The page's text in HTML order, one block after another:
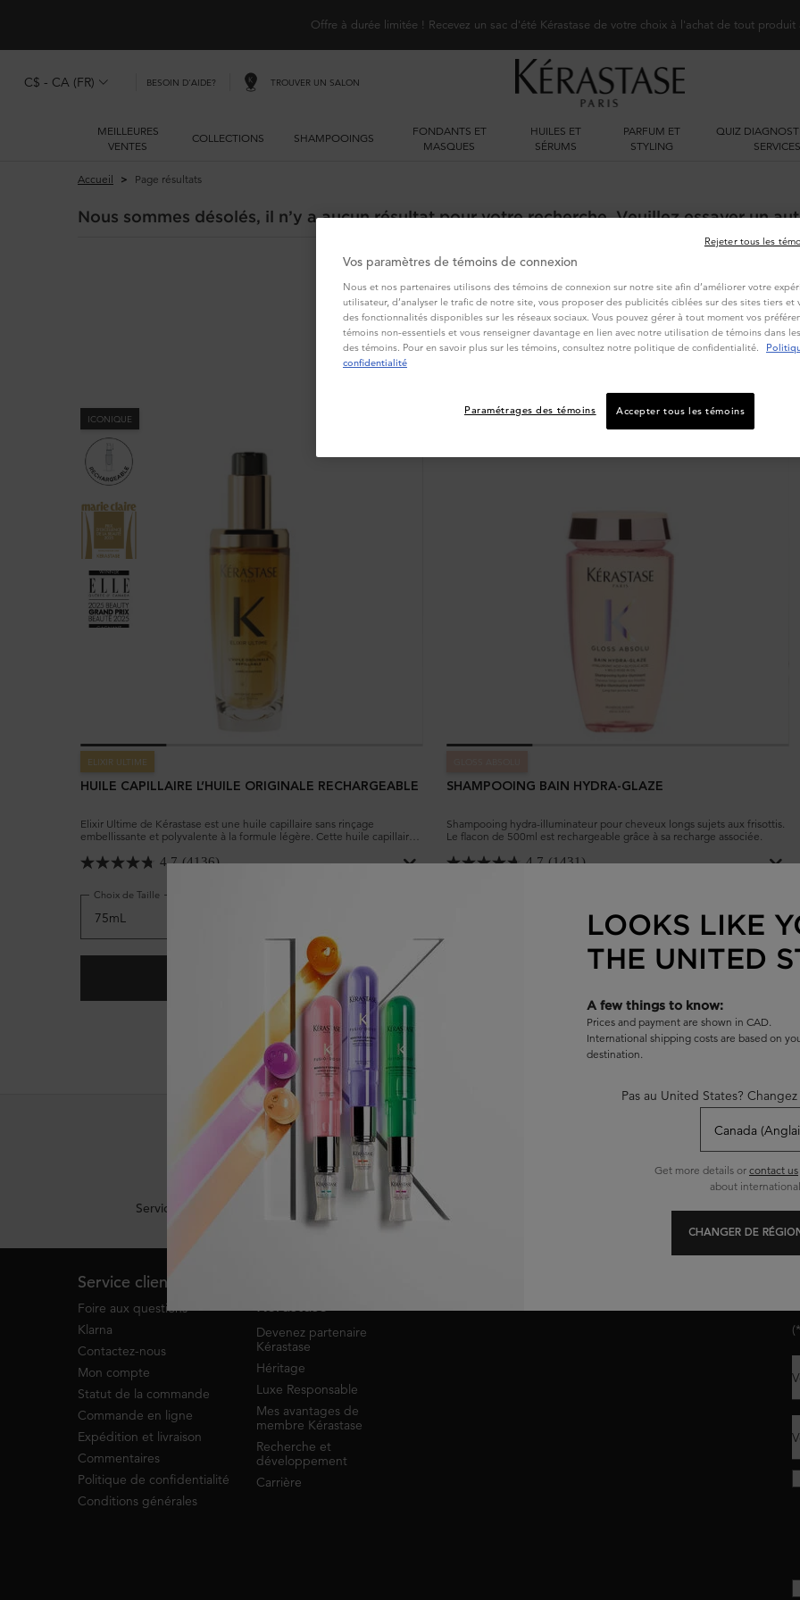
Offre à durée limitée ! Recevez un sac d'été Kérastase de votre choix à l'achat de tout produit
C$ - CA (FR) BESOIN D'AIDE? TROUVER UN SALON
MEILLEURES
VENTES
COLLECTIONS SHAMPOOINGS
FONDANTS ET
MASQUES
HUILES ET
SÉRUMS
PARFUM ET
STYLING
QUIZ
SERVICES
Accueil Page résultats
Nous sommes désolés, il n’y a aucun résultat pour votre recherche. Veuillez essayer un
VOUS POURRIEZ AUSSI AIMER
ICONIQUE
ELIXIR ULTIME
HUILE CAPILLAIRE L’HUILE ORIGINALE RECHARGEABLE
Elixir Ultime de Kérastase est une huile capillaire sans rinçage
embellissante et polyvalente à la formule légère. Cette huile capillaire
frisottis avancées qui protègent tous les types de cheveux et leur
4.7 (4136)
Choix de Taille
AJOUTER AU PANIER
HUILE CAPILLAIRE L’HUILE ORIGINALE RECHARGEABLE
SHAMPOOING BAIN HYDRA-GLAZE
Shampooing hydra-illuminateur pour cheveux longs sujets aux frisottis.
Le flacon de 500ml est rechargeable grâce à sa recharge associée.
4.7 (1431)
AJOUTER AU PANIER
Service de clavardage Offres Exclusives Test Diagnostique
Service client
Foire aux questions
Klarna
Contactez-nous
Mon compte
Statut de la commande
Commande en ligne
Expédition et livraison
Commentaires
Politique de confidentialité
Conditions générales
Kérastase
Devenez partenaire
Kérastase
Héritage
Luxe Responsable
Mes avantages de
membre Kérastase
Recherche et
développement
Carrière
Vos paramètres de témoins de connexion
Nous et nos partenaires utilisons des témoins de connexion sur notre site afin d’améliorer votre
utilisateur, d’analyser le trafic de notre site, vous proposer des publicités ciblées sur des sites tiers et
des fonctionnalités disponibles sur les réseaux sociaux. Vous pouvez gérer à tout moment vos
témoins non-essentiels et vous renseigner davantage en lien avec notre utilisation de témoins dans
des témoins. Pour en savoir plus sur les témoins, consultez notre politique de confidentialité.
confidentialité
Accepter tous les témoins
Paramétrages des témoins
Rejeter tous les
LOOKS LIKE
THE UNITED
A few things to know:
Prices and payment are shown in CAD.
International shipping costs are based on
destination.
Pas au United States?
Get more details or contact us
about
CHANGER DE